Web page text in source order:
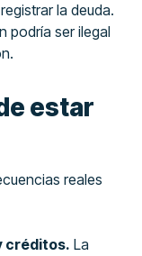
la deuda.
podría ser ilegal
estar
reales
créditos. La